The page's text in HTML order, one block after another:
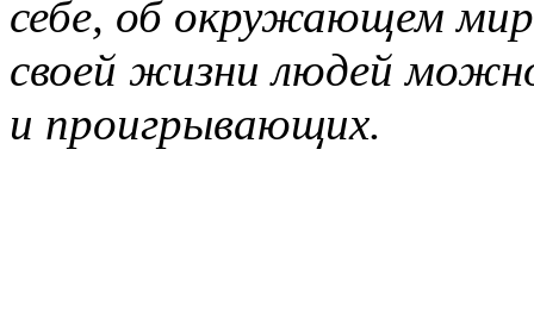
себе, об окружающем
своей жизни людей
и проигрывающих.